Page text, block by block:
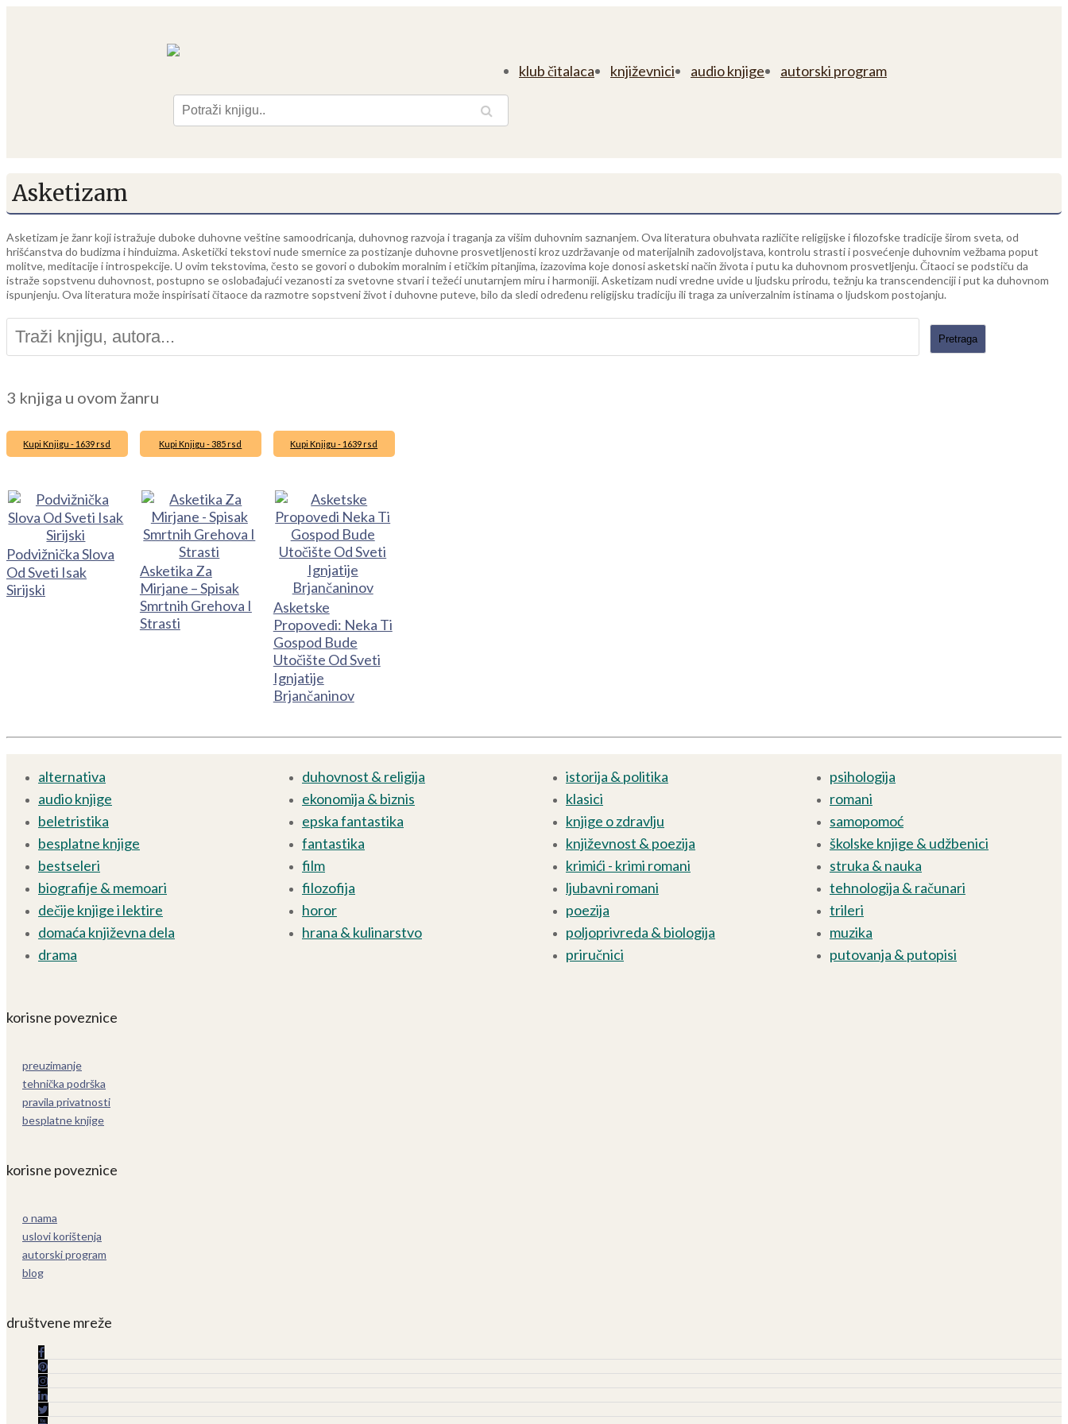
klub čitalaca književnici audio knjige autorski program
Asketizam
Asketizam je žanr koji istražuje duboke duhovne veštine samoodricanja, duhovnog razvoja i traganja za višim duhovnim saznanjem. Ova literatura obuhvata različite religijske i filozofske tradicije širom sveta, od
hrišćanstva do budizma i hinduizma. Asketički tekstovi nude smernice za postizanje duhovne prosvetljenosti kroz uzdržavanje od materijalnih zadovoljstava, kontrolu strasti i posvećenje duhovnim vežbama poput
molitve, meditacije i introspekcije. U ovim tekstovima, često se govori o dubokim moralnim i etičkim pitanjima, izazovima koje donosi asketski način života i putu ka duhovnom prosvetljenju. Čitaoci se podstiču da
istraže sopstvenu duhovnost, postupno se oslobađajući vezanosti za svetovne stvari i težeći unutarnjem miru i harmoniji. Asketizam nudi vredne uvide u ljudsku prirodu, težnju ka transcendenciji i put ka duhovnom
ispunjenju. Ova literatura može inspirisati čitaoce da razmotre sopstveni život i duhovne puteve, bilo da sledi određenu religijsku tradiciju ili traga za univerzalnim istinama o ljudskom postojanju.
3 knjiga u ovom žanru
Kupi Knjigu - 1639 rsd
Podvižnička Slova
Od Sveti Isak
Sirijski
Kupi Knjigu - 385 rsd
Asketika Za
Mirjane – Spisak
Smrtnih Grehova I
Strasti
Kupi Knjigu - 1639 rsd
Asketske
Propovedi: Neka Ti
Gospod Bude
Utočište Od Sveti
Ignjatije
Brjančaninov
alternativa
audio knjige
beletristika
besplatne knjige
bestseleri
biografije & memoari
dečije knjige i lektire
domaća književna dela
drama
duhovnost & religija
ekonomija & biznis
epska fantastika
fantastika
film
filozofija
horor
hrana & kulinarstvo
istorija & politika
klasici
knjige o zdravlju
književnost & poezija
krimići - krimi romani
ljubavni romani
poezija
poljoprivreda & biologija
priručnici
psihologija
romani
samopomoć
školske knjige & udžbenici
struka & nauka
tehnologija & računari
trileri
muzika
putovanja & putopisi
korisne poveznice
preuzimanje
tehnička podrška
pravila privatnosti
besplatne knjige
korisne poveznice
o nama
uslovi korištenja
autorski program
blog
društvene mreže